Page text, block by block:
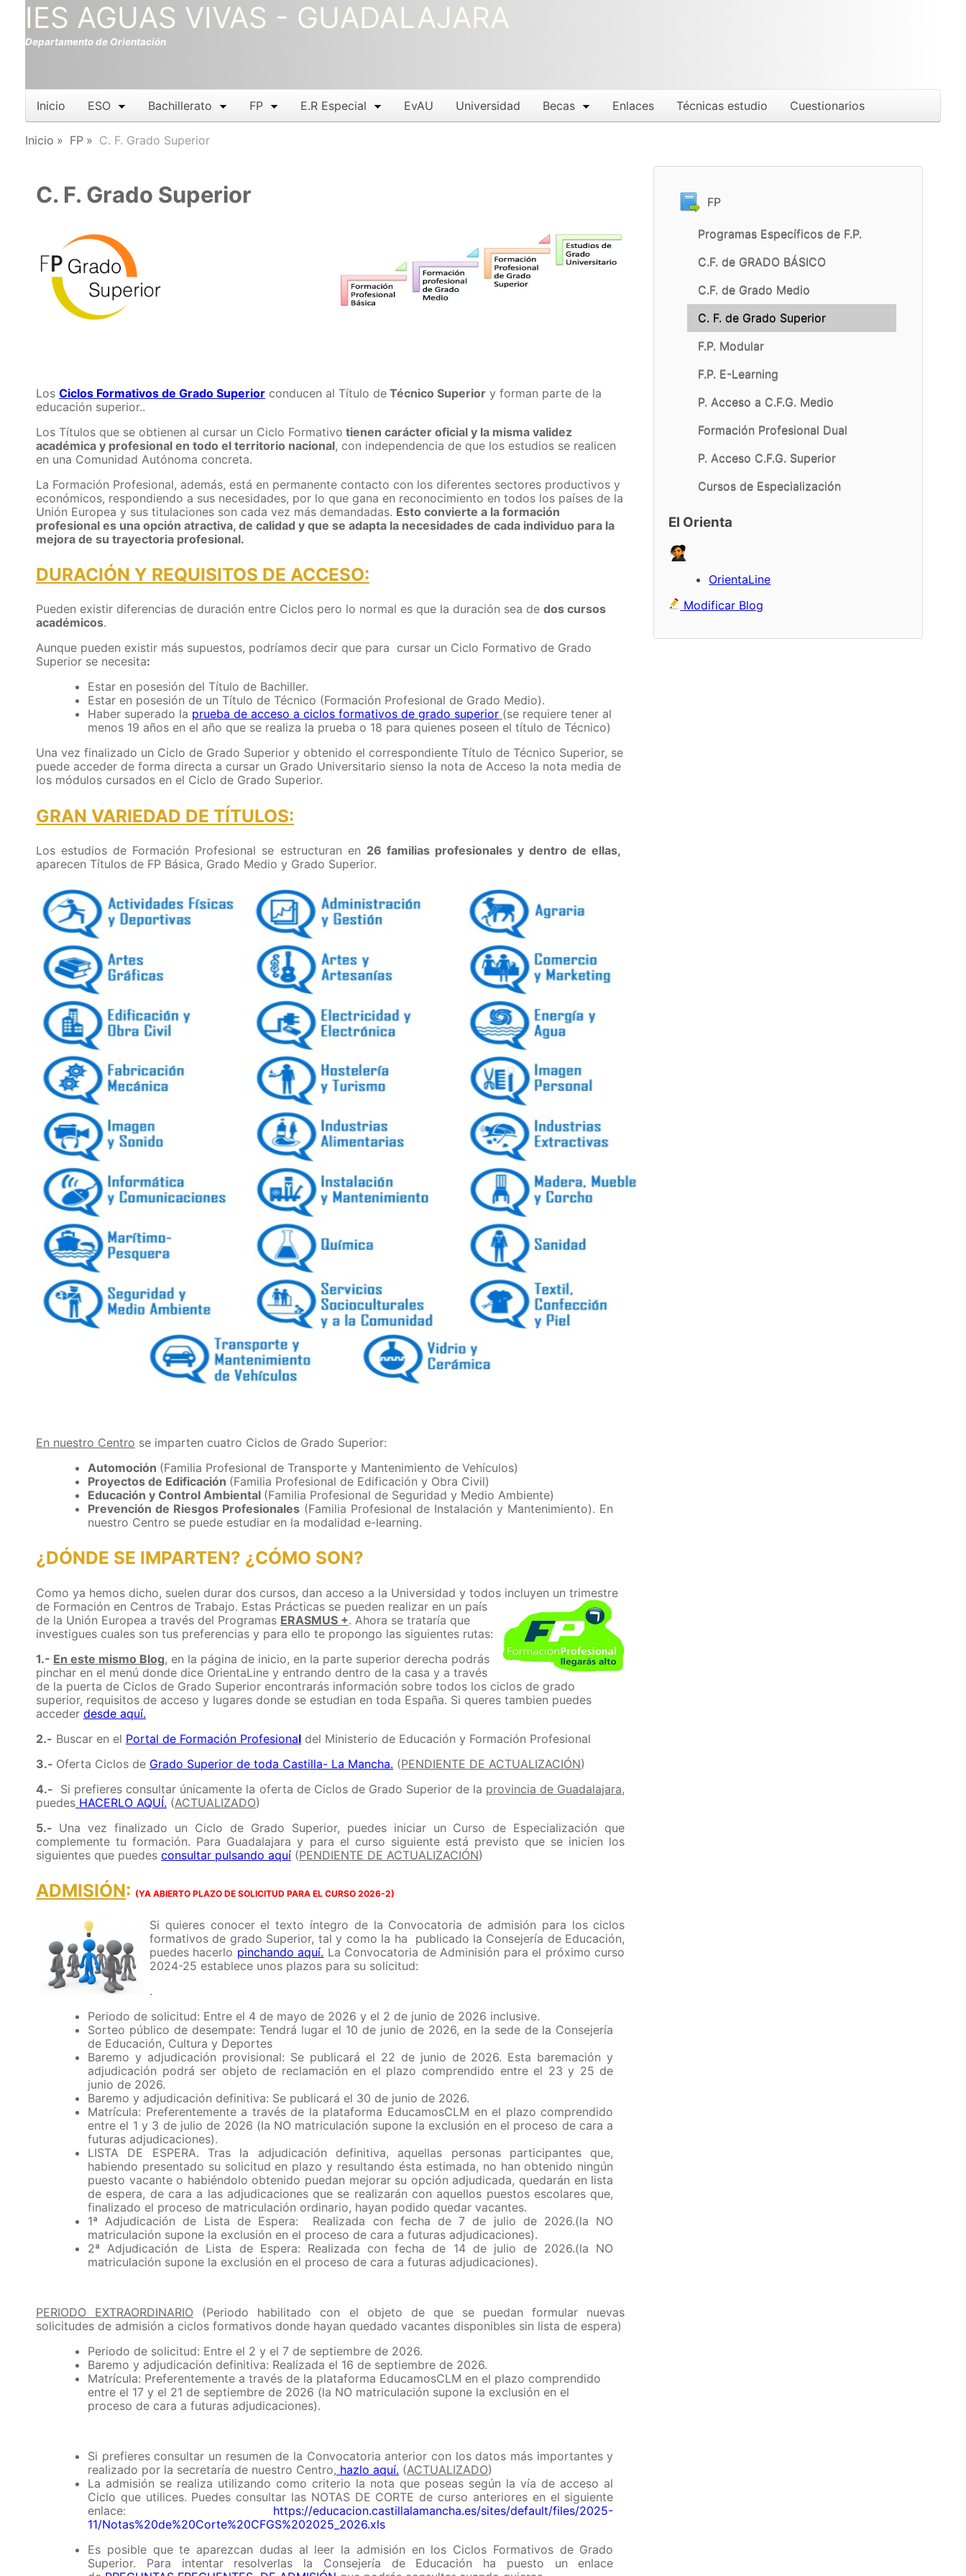
IES AGUAS VIVAS - GUADALAJARA
Departamento de Orientación
Inicio ESO Bachillerato FP E.R Especial EvAU Universidad Becas Enlaces Técnicas estudio Cuestionarios
Inicio FP C. F. Grado Superior
C. F. Grado Superior
Los Ciclos Formativos de Grado Superior conducen al Título de Técnico Superior y forman parte de la
educación superior..
Los Títulos que se obtienen al cursar un Ciclo Formativo tienen carácter oficial y la misma validez
académica y profesional en todo el territorio nacional, con independencia de que los estudios se realicen
en una Comunidad Autónoma concreta.
La Formación Profesional, además, está en permanente contacto con los diferentes sectores productivos y
económicos, respondiendo a sus necesidades, por lo que gana en reconocimiento en todos los países de la
Unión Europea y sus titulaciones son cada vez más demandadas. Esto convierte a la formación
profesional es una opción atractiva, de calidad y que se adapta la necesidades de cada individuo para la
mejora de su trayectoria profesional.
DURACIÓN Y REQUISITOS DE ACCESO:
Pueden existir diferencias de duración entre Ciclos pero lo normal es que la duración sea de dos cursos
académicos.
Aunque pueden existir más supuestos, podríamos decir que para cursar un Ciclo Formativo de Grado
Superior se necesita:
Estar en posesión del Título de Bachiller.
Estar en posesión de un Título de Técnico (Formación Profesional de Grado Medio).
Haber superado la prueba de acceso a ciclos formativos de grado superior (se requiere tener al
menos 19 años en el año que se realiza la prueba o 18 para quienes poseen el título de Técnico)
Una vez finalizado un Ciclo de Grado Superior y obtenido el correspondiente Título de Técnico Superior, se
puede acceder de forma directa a cursar un Grado Universitario sienso la nota de Acceso la nota media de
los módulos cursados en el Ciclo de Grado Superior.
GRAN VARIEDAD DE TÍTULOS:
Los estudios de Formación Profesional se estructuran en 26 familias profesionales y dentro de ellas,
aparecen Títulos de FP Básica, Grado Medio y Grado Superior.
En nuestro Centro se imparten cuatro Ciclos de Grado Superior:
Automoción (Familia Profesional de Transporte y Mantenimiento de Vehículos)
Proyectos de Edificación (Familia Profesional de Edificación y Obra Civil)
Educación y Control Ambiental (Familia Profesional de Seguridad y Medio Ambiente)
Prevención de Riesgos Profesionales (Familia Profesional de Instalación y Mantenimiento). En
nuestro Centro se puede estudiar en la modalidad e-learning.
¿DÓNDE SE IMPARTEN? ¿CÓMO SON?
Como ya hemos dicho, suelen durar dos cursos, dan acceso a la Universidad y todos incluyen un trimestre
de Formación en Centros de Trabajo. Estas Prácticas se pueden realizar en un país
de la Unión Europea a través del Programas ERASMUS +. Ahora se trataría que
investigues cuales son tus preferencias y para ello te propongo las siguientes rutas:
1.- En este mismo Blog, en la página de inicio, en la parte superior derecha podrás
pinchar en el menú donde dice OrientaLine y entrando dentro de la casa y a través
de la puerta de Ciclos de Grado Superior encontrarás información sobre todos los ciclos de grado
superior, requisitos de acceso y lugares donde se estudian en toda España. Si queres tambien puedes
acceder desde aquí.
2.- Buscar en el Portal de Formación Profesional del Ministerio de Educación y Formación Profesional
3.- Oferta Ciclos de Grado Superior de toda Castilla- La Mancha. (PENDIENTE DE ACTUALIZACIÓN)
4.- Si prefieres consultar únicamente la oferta de Ciclos de Grado Superior de la provincia de Guadalajara,
puedes HACERLO AQUÍ. (ACTUALIZADO)
5.- Una vez finalizado un Ciclo de Grado Superior, puedes iniciar un Curso de Especialización que
complemente tu formación. Para Guadalajara y para el curso siguiente está previsto que se inicien los
siguientes que puedes consultar pulsando aquí (PENDIENTE DE ACTUALIZACIÓN)
ADMISIÓN: (YA ABIERTO PLAZO DE SOLICITUD PARA EL CURSO 2026-2)
Si quieres conocer el texto íntegro de la Convocatoria de admisión para los ciclos
formativos de grado Superior, tal y como la ha publicado la Consejería de Educación,
puedes hacerlo pinchando aquí. La Convocatoria de Adminisión para el próximo curso
2024-25 establece unos plazos para su solicitud:
.
Periodo de solicitud: Entre el 4 de mayo de 2026 y el 2 de junio de 2026 inclusive.
Sorteo público de desempate: Tendrá lugar el 10 de junio de 2026, en la sede de la Consejería
de Educación, Cultura y Deportes
Baremo y adjudicación provisional: Se publicará el 22 de junio de 2026. Esta baremación y
adjudicación podrá ser objeto de reclamación en el plazo comprendido entre el 23 y 25 de
junio de 2026.
Baremo y adjudicación definitiva: Se publicará el 30 de junio de 2026.
Matrícula: Preferentemente a través de la plataforma EducamosCLM en el plazo comprendido
entre el 1 y 3 de julio de 2026 (la NO matriculación supone la exclusión en el proceso de cara a
futuras adjudicaciones).
LISTA DE ESPERA. Tras la adjudicación definitiva, aquellas personas participantes que,
habiendo presentado su solicitud en plazo y resultando ésta estimada, no han obtenido ningún
puesto vacante o habiéndolo obtenido puedan mejorar su opción adjudicada, quedarán en lista
de espera, de cara a las adjudicaciones que se realizarán con aquellos puestos escolares que,
finalizado el proceso de matriculación ordinario, hayan podido quedar vacantes.
1ª Adjudicación de Lista de Espera: Realizada con fecha de 7 de julio de 2026.(la NO
matriculación supone la exclusión en el proceso de cara a futuras adjudicaciones).
2ª Adjudicación de Lista de Espera: Realizada con fecha de 14 de julio de 2026.(la NO
matriculación supone la exclusión en el proceso de cara a futuras adjudicaciones).
PERIODO EXTRAORDINARIO (Periodo habilitado con el objeto de que se puedan formular nuevas
solicitudes de admisión a ciclos formativos donde hayan quedado vacantes disponibles sin lista de espera)
Periodo de solicitud: Entre el 2 y el 7 de septiembre de 2026.
Baremo y adjudicación definitiva: Realizada el 16 de septiembre de 2026.
Matrícula: Preferentemente a través de la plataforma EducamosCLM en el plazo comprendido
entre el 17 y el 21 de septiembre de 2026 (la NO matriculación supone la exclusión en el
proceso de cara a futuras adjudicaciones).
Si prefieres consultar un resumen de la Convocatoria anterior con los datos más importantes y
realizado por la secretaría de nuestro Centro, hazlo aquí. (ACTUALIZADO)
La admisión se realiza utilizando como criterio la nota que poseas según la vía de acceso al
Ciclo que utilices. Puedes consultar las NOTAS DE CORTE de curso anteriores en el siguiente
enlace: https://educacion.castillalamancha.es/sites/default/files/2025-
11/Notas%20de%20Corte%20CFGS%202025_2026.xls
Es posible que te aparezcan dudas al leer la admisión en los Ciclos Formativos de Grado
Superior. Para intentar resolverlas la Consejería de Educación ha puesto un enlace
FP
Programas Específicos de F.P.
C.F. de GRADO BÁSICO
C.F. de Grado Medio
C. F. de Grado Superior
F.P. Modular
F.P. E-Learning
P. Acceso a C.F.G. Medio
Formación Profesional Dual
P. Acceso C.F.G. Superior
Cursos de Especialización
El Orienta
OrientaLine
Modificar Blog